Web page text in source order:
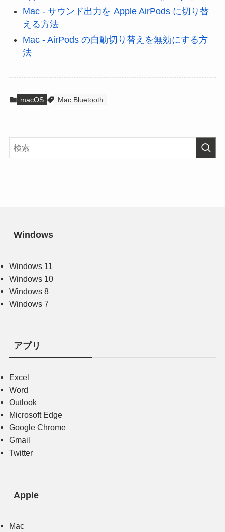
Mac - サウンド出力を Apple AirPods に切り替
える方法
Mac - AirPods の自動切り替えを無効にする方
法
macOS Mac Bluetooth
Windows
Windows 11
Windows 10
Windows 8
Windows 7
アプリ
Excel
Word
Outlook
Microsoft Edge
Google Chrome
Gmail
Twitter
Apple
Mac